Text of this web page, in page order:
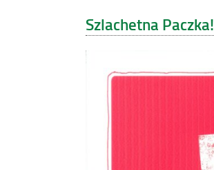
Szlachetna Paczka!